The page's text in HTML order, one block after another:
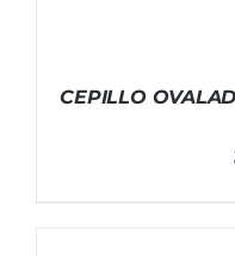
CEPILLO